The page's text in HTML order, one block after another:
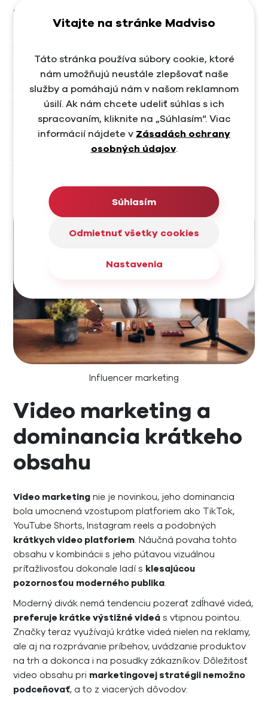
stratégie
marketingrastie a vyvíja sa. Zákazníci sú stále viac
kritickí voči tradičným reklamám, nodôverujú osobám
ktoré majú ich rešpekt. Predpokladá sa, že influenceri
budú hrať ešte významnejšiu úlohu v reklamných
kampaniach, a to nielen v oblasti módy a krásy, ale aj v
odvetviach, kde by sme to možno nečakali.Výber
správneho influenceraje nesmierne dôležitý, keďže
Všetky kauzy spojené s influencerom
aj na značkus ktorou bol spájaný.
Influencer marketing
Video marketing a
dominancia krátkeho
obsahu
Video marketing nie je novinkou, jeho dominancia
bola umocnená vzostupom platforiem ako TikTok,
YouTube Shorts, Instagram reels a podobných
krátkych video platforiem. Náučná povaha tohto
obsahu v kombinácii s jeho pútavou vizuálnou
príťažlivosťou dokonale ladí s klesajúcou
pozornosťou moderného publika.
Moderný divák nemá tendenciu pozerať zdĺhavé videá,
preferuje krátke výstižné videá s vtipnou pointou.
Značky teraz využívajú krátke videá nielen na reklamy,
ale aj na rozprávanie príbehov, uvádzanie produktov
na trh a dokonca i na posudky zákazníkov. Dôležitosť
video obsahu pri marketingovej stratégii nemožno
podceňovať, a to z viacerých dôvodov:
Vitajte na stránke Madviso
Táto stránka používa súbory cookie, ktoré
nám umožňujú neustále zlepšovať naše
služby a pomáhajú nám v našom reklamnom
úsilí. Ak nám chcete udeliť súhlas s ich
spracovaním, kliknite na „Súhlasím“. Viac
informácií nájdete v Zásadách ochrany
osobných údajov.
Súhlasím
Odmietnuť všetky cookies
Nastavenia